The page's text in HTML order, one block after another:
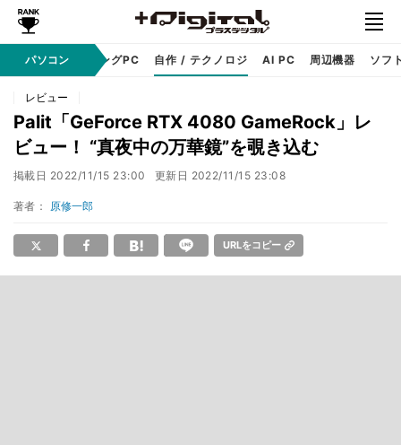
パソコン
PC本体 ゲーミングPC 自作 / テクノロジ AI PC 周辺機器 ソフ
レビュー
Palit「GeForce RTX 4080 GameRock」レ
ビュー！ “真夜中の万華鏡”を覗き込む
掲載日 2022/11/15 23:00 更新日 2022/11/15 23:08
著者： 原修一郎
URLをコピー